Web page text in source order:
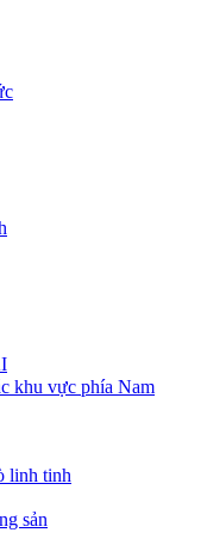
khu vực phía Nam
linh tinh
sản